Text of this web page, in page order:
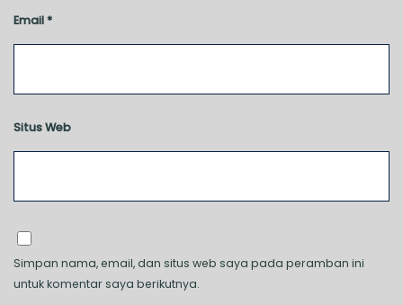
Email *
Situs Web
Simpan nama, email, dan situs web saya pada peramban ini
untuk komentar saya berikutnya.